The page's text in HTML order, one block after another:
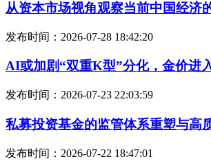
从资本市场视角观察当前中国经济
发布时间：2026-07-28 18:42:20
AI或加剧“双重K型”分化，金价进
发布时间：2026-07-23 22:03:59
私募投资基金的监管体系重塑与高
发布时间：2026-07-22 18:47:01